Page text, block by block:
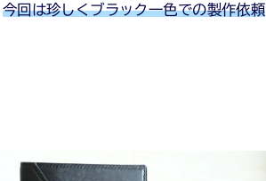
今回は珍しくブラック一色での製作依頼